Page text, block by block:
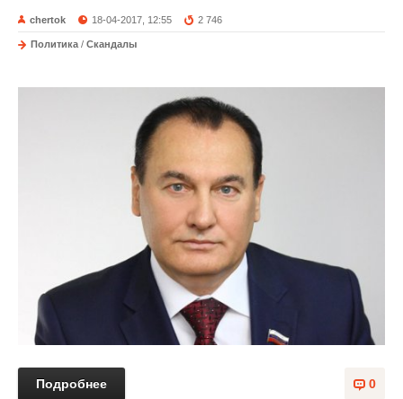
chertok 18-04-2017, 12:55 2 746
Политика / Скандалы
0
Подробнее